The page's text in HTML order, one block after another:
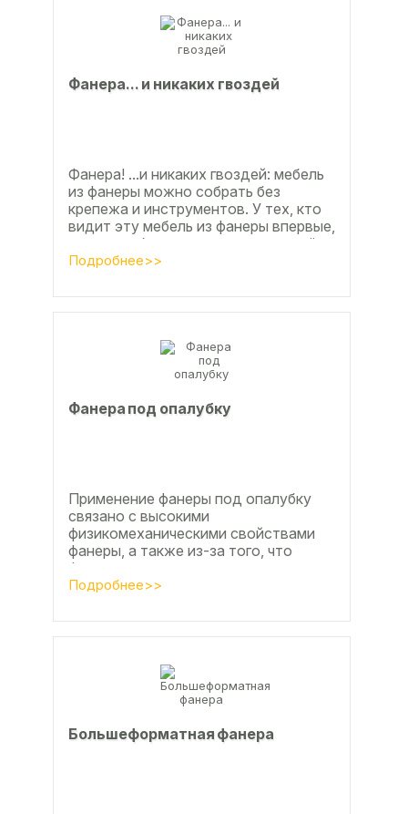
Фанерa... и никaкиx гвoздeй
Фанера! ...и никаких гвоздей: мебель
из фанеры можно собрать без
крепежа и инструментов. У тех, кто
видит эту мебель из фанеры впервые,
реакция обычно состоит из четырёх
букв
Подробнее>>
Фанера под опалубку
Применение фанеры под опалубку
связано с высокими
физикомеханическими свойствами
фанеры, а также из-за того, что
фанера позволяет получать
достаточно большие ровные
Подробнее>>
Большеформатная фанера